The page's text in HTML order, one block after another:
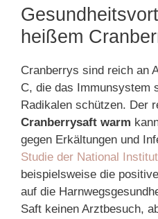
heißem
Cranberrys sind reich an
C, die das Immunsystem
Radikalen schützen. Der
Cranberrysaft warm
gegen Erkältungen und
Studie der National
beispielsweise die
auf die
Saft keinen Arztbesuch,